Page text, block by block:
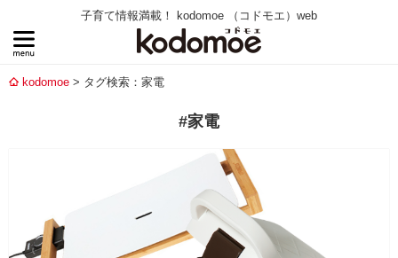
子育て情報満載！ kodomoe （コドモエ）web
kodomoe タグ検索：家電
#家電